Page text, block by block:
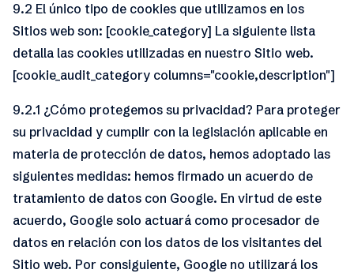
9.2 El único tipo de cookies que utilizamos en los
Sitios web son: [cookie_category] La siguiente lista
detalla las cookies utilizadas en nuestro Sitio web.
[cookie_audit_category columns="cookie,description"]
9.2.1 ¿Cómo protegemos su privacidad? Para proteger
su privacidad y cumplir con la legislación aplicable en
materia de protección de datos, hemos adoptado las
siguientes medidas: hemos firmado un acuerdo de
tratamiento de datos con Google. En virtud de este
acuerdo, Google solo actuará como procesador de
datos en relación con los datos de los visitantes del
Sitio web. Por consiguiente, Google no utilizará los